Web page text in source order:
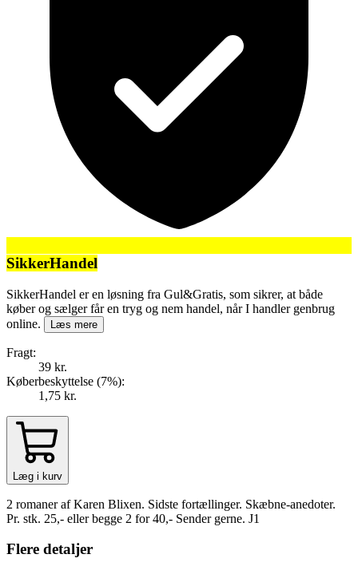
SikkerHandel
SikkerHandel er en løsning fra Gul&Gratis, som sikrer, at både
køber og sælger får en tryg og nem handel, når I handler genbrug
online.
Læs mere
Fragt:
39 kr.
Køberbeskyttelse (7%):
1,75 kr.
Læg i kurv
2 romaner af Karen Blixen. Sidste fortællinger. Skæbne-anedoter.
Pr. stk. 25,- eller begge 2 for 40,- Sender gerne. J1
Flere detaljer